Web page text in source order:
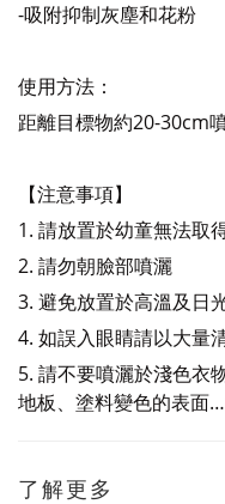
-吸附抑制灰塵和花粉
使用方法：
距離目標物約20-30cm
【注意事項】
1. 請放置於幼童無法取
2. 請勿朝臉部噴灑
3. 避免放置於高溫及日
4. 如誤入眼睛請以大量
5. 請不要噴灑於淺色衣
地板、塗料變色的表面
了解更多